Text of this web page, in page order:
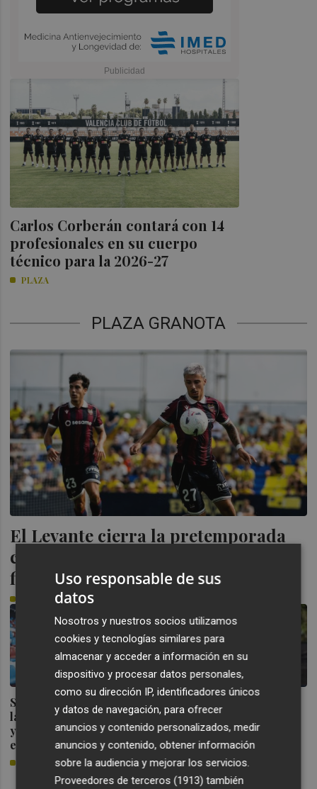
Carlos Corberán contará con 14
profesionales en su cuerpo
técnico para la 2026-27
PLAZA
PLAZA GRANOTA
El Levante cierra la pretemporada
con un doble amistoso: contra el
filial y el Castellón
Sotelo resta importancia a
la derrota ante el Villarreal
y destaca la solidez del
equipo
PRETEMPORADA |
VILLARREAL CF 1-0
LEVANTE UD
El Levante cae por la
mínima ante el Villarreal
Uso responsable de sus
datos
Nosotros y nuestros socios utilizamos
cookies y tecnologías similares para
almacenar y acceder a información en su
dispositivo y procesar datos personales,
como su dirección IP, identificadores únicos
y datos de navegación, para ofrecer
anuncios y contenido personalizados, medir
anuncios y contenido, obtener información
sobre la audiencia y mejorar los servicios.
Proveedores de terceros (1913) también